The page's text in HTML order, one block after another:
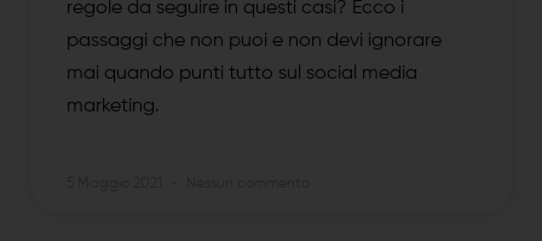
regole da seguire in questi casi? Ecco i
passaggi che non puoi e non devi ignorare
mai quando punti tutto sul social media
marketing.